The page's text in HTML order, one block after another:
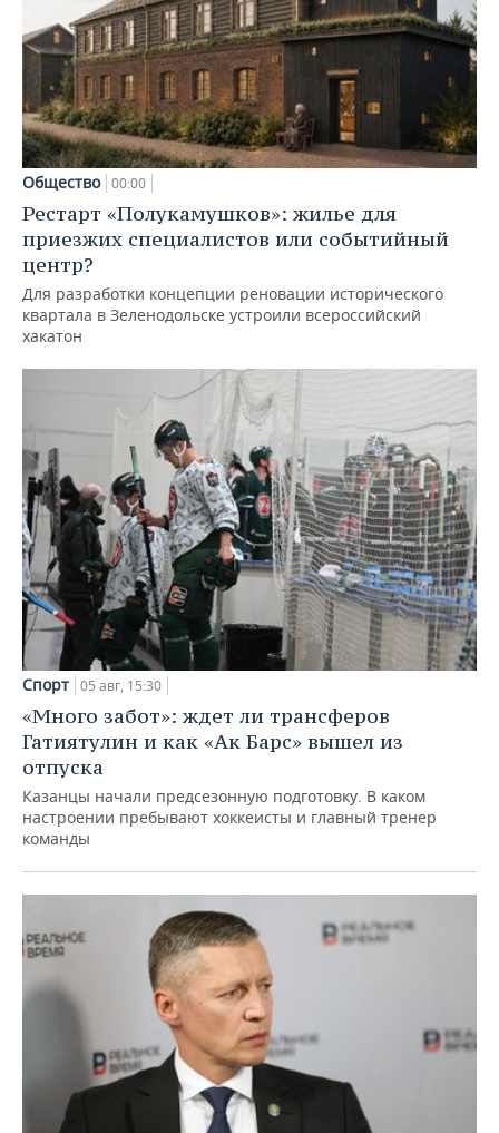
Общество 00:00
Рестарт «Полукамушков»: жилье для
приезжих специалистов или событийный
центр?
Для разработки концепции реновации исторического
квартала в Зеленодольске устроили всероссийский
хакатон
Спорт 05 авг, 15:30
«Много забот»: ждет ли трансферов
Гатиятулин и как «Ак Барс» вышел из
отпуска
Казанцы начали предсезонную подготовку. В каком
настроении пребывают хоккеисты и главный тренер
команды